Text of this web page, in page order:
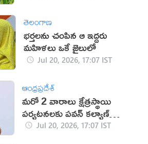
తెలంగాణ
భర్తలను చంపిన ఆ ఇద్దరు
మహిళలు ఒకే జైలులో
Jul 20, 2026, 17:07 IST
ఆంధ్రప్రదేశ్
మరో 2 వారాలు క్షేత్రస్థాయి
పర్యటనలకు పవన్ కల్యాణ్
దూరంJul 20, 2026, 17:07 IST